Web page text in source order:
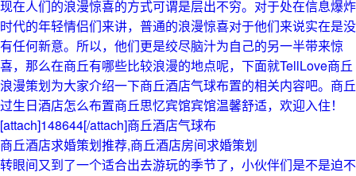
现在人们的浪漫惊喜的方式可谓是层出不穷。对于处在信息爆炸
时代的年轻情侣们来讲，普通的浪漫惊喜对于他们来说实在是没
有任何新意。所以，他们更是绞尽脑汁为自己的另一半带来惊
喜，那么在商丘有哪些比较浪漫的地点呢，下面就TellLove商丘
浪漫策划为大家介绍一下商丘酒店气球布置的相关内容吧。商丘
过生日酒店怎么布置商丘思忆宾馆宾馆温馨舒适，欢迎入住！
[attach]148644[/attach]商丘酒店气球布
商丘酒店求婚策划推荐,商丘酒店房间求婚策划
转眼间又到了一个适合出去游玩的季节了，小伙伴们是不是迫不